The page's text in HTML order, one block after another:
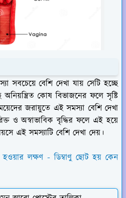
সবচেয়ে বেশি দেখা যায় সেটি হচ্ছে
কোষ বিভাজনের ফলে সৃষ্টি
জরায়ুতে এই সমস্যা বেশি দেখা
ও অস্বাভাবিক বৃদ্ধির ফলে এই হয়ে
এই সমস্যাটি বেশি দেখা দেয়।
হওয়ার লক্ষণ - ডিম্বাণু ছোট হয় কেন